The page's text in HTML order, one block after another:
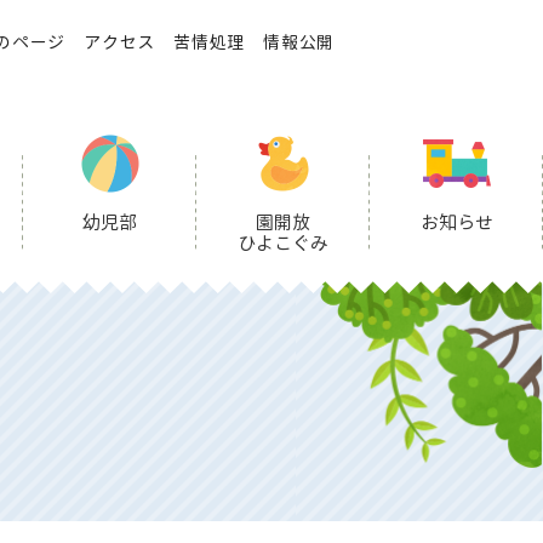
ページ アクセス 苦情処理 情報公開
幼児部
園開放
ひよこぐみ
お知らせ